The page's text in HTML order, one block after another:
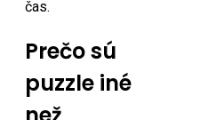
čas.
Prečo sú
puzzle iné